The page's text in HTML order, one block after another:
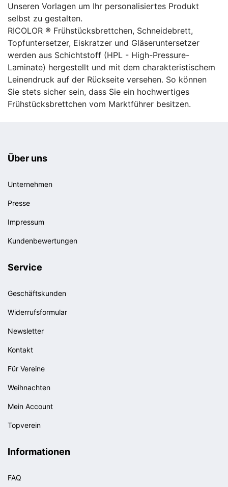
Unseren Vorlagen um Ihr personalisiertes Produkt
selbst zu gestalten.
RICOLOR ® Frühstücksbrettchen, Schneidebrett,
Topfuntersetzer, Eiskratzer und Gläseruntersetzer
werden aus Schichtstoff (HPL - High-Pressure-
Laminate) hergestellt und mit dem charakteristischem
Leinendruck auf der Rückseite versehen. So können
Sie stets sicher sein, dass Sie ein hochwertiges
Frühstücksbrettchen vom Marktführer besitzen.
Über uns
Unternehmen
Presse
Impressum
Kundenbewertungen
Service
Geschäftskunden
Widerrufsformular
Newsletter
Kontakt
Für Vereine
Weihnachten
Mein Account
Topverein
Informationen
FAQ